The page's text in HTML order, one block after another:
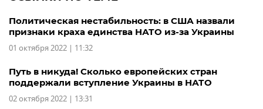
Политическая нестабильность: в США назвали
признаки краха единства НАТО из-за Украины
01 октября 2022 | 11:32
Путь в никуда! Сколько европейских стран
поддержали вступление Украины в НАТО
02 октября 2022 | 13:31